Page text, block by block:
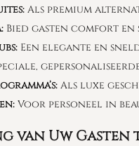
Als premium
Bied gasten comfort
Een elegante en
Als luxe
Voor personeel in
van Uw Gasten